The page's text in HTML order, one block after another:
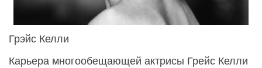
Грэйс Келли
Карьера многообещающей актрисы Грейс Келли